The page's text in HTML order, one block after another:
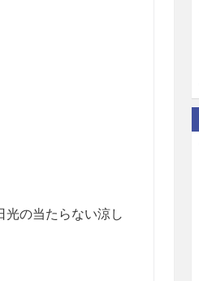
の当たらない涼し